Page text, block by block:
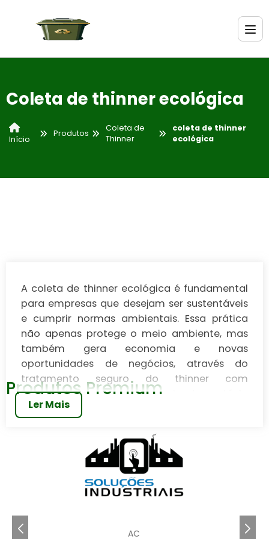
Coleta de thinner ecológica
Início
Produtos
Coleta de
Thinner
coleta de thinner
ecológica
A coleta de thinner ecológica é fundamental
para empresas que desejam ser sustentáveis
e cumprir normas ambientais. Essa prática
não apenas protege o meio ambiente, mas
também gera economia e novas
oportunidades de negócios, através do
tratamento seguro do thinner com
tecnologia avançada. Implementá-la
promove uma cultura de sustentabilidade e
Para mais informações e orçamentos, entre
em contato com os parceiros da Soluções
A coleta de thinner ecológica é uma prática
impacto ambiental de seus resíduos. Com a
Ler Mais
Produtos Premium
AC